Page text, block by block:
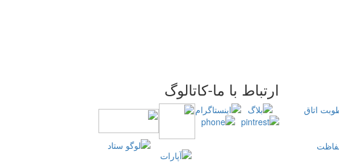
اتاق
ارتباط با ما-کاتالوگ